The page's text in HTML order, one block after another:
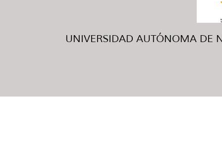
UNIVERSIDAD AUTÓNOMA DE